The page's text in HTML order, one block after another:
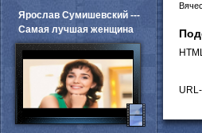
Ярослав Сумишевский ---
Самая лучшая женщина